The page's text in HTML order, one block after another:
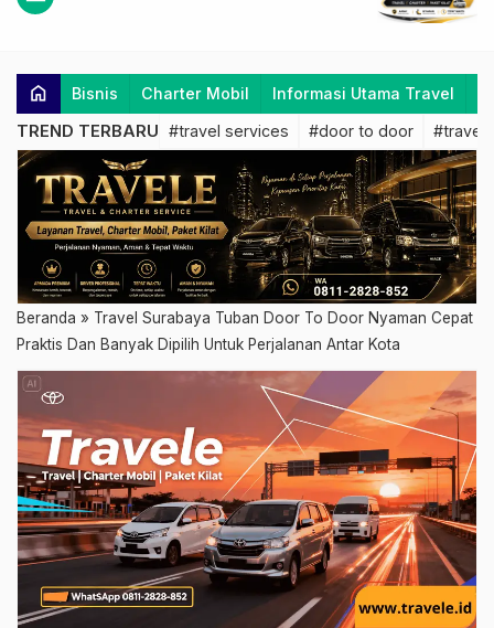
home Bisnis Charter Mobil Informasi Utama Travel
TREND TERBARU #travel services #door to door #travel
Beranda » Travel Surabaya Tuban Door To Door Nyaman Cepat
Praktis Dan Banyak Dipilih Untuk Perjalanan Antar Kota